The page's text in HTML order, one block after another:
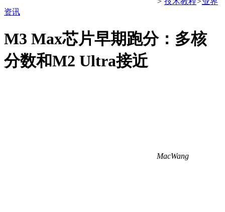
资讯
M3 Max芯片早期跑分：多核
分数和M2 Ultra接近
MacWang